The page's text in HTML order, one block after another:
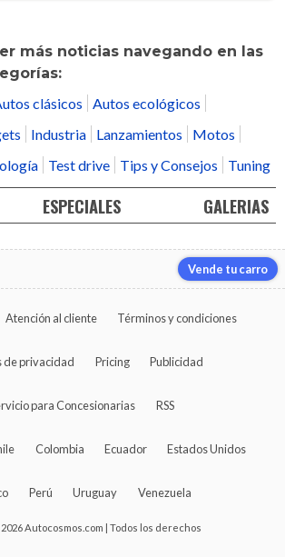
más noticias navegando en las
clásicos
Autos ecológicos
Industria Lanzamientos
Motos
Test drive Tips y Consejos Tuning
ESPECIALES GALERIAS
Vende tu carro
Atención al cliente Términos y condiciones
de privacidad Pricing Publicidad
para Concesionarias RSS
Colombia Ecuador Estados Unidos
Perú Uruguay Venezuela
2026 Autocosmos.com | Todos los derechos